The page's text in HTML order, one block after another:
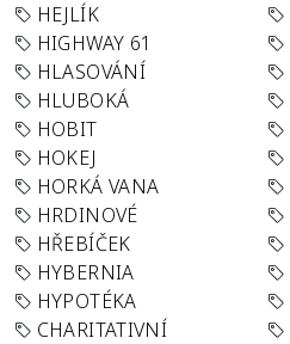
HEJLÍK
HIGHWAY 61
HLASOVÁNÍ
HLUBOKÁ
HOBIT
HOKEJ
HORKÁ VANA
HRDINOVÉ
HŘEBÍČEK
HYBERNIA
HYPOTÉKA
CHARITATIVNÍ